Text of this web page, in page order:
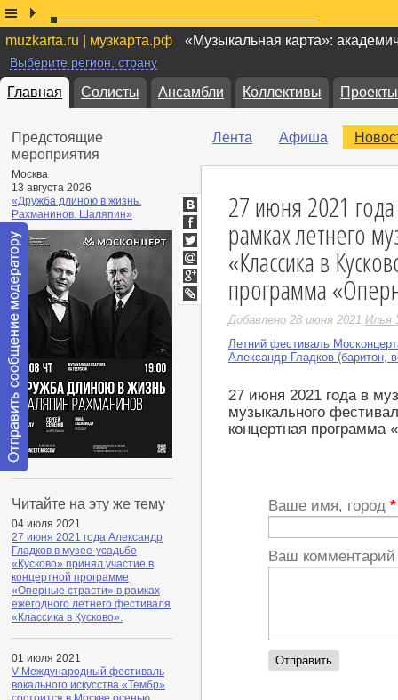
muzkarta.ru | музкарта.рф «Музыкальная карта»:
Выберите регион, страну
Главная Солисты Ансамбли Коллективы Проекты
Предстоящие
мероприятия
Москва
13 августа 2026
«Дружба длиною в жизнь.
Рахманинов. Шаляпин»
Читайте на эту же тему
04 июля 2021
27 июня 2021 года Александр
Гладков в музее-усадьбе
«Кусково» принял участие в
концертной программе
«Оперные страсти» в рамках
ежегодного летнего фестиваля
«Классика в Кусково».
01 июля 2021
V Международный фестиваль
вокального искусства «Тембр»
Лента Афиша
27 июня 2021
рамках летнего
«Классика в
программа
Добавлено 28 июня 2021 Илья
Летний фестиваль
Александр Гладков (баритон,
27 июня 2021 года в
музыкального
концертная программа
ВКонтакте
Facebook
Twitter
Мой
Мир
Google+
LiveJournal
Ваше имя, город *
Ваш
Отправить
модератору